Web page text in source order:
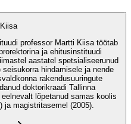
professor Martti Kiisa töötab
ja ehitusinstituudi
aastatel spetsialiseerunud
hindamisele ja nende
rakendusuuringute
doktorikraadi Tallinna
lõpetanud samas koolis
ja magistritasemel (2005).